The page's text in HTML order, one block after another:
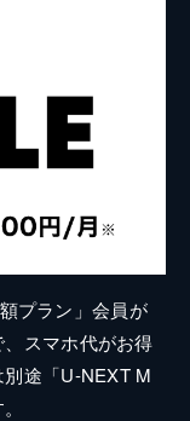
プラン」会員が
スマホ代がお得
途「U-NEXT M